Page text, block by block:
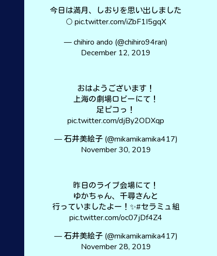
今日は満月、しおりを思い出しました
🌕 pic.twitter.com/iZbF1I5gqX
— chihiro ando (@chihiro94ran)
December 12, 2019
おはようございます！
上海の劇場ロビーにて！
足ピコっ！
pic.twitter.com/djBy2ODXqp
— 石井美絵子 (@mikamikamika417)
November 30, 2019
昨日のライブ会場にて！
ゆかちゃん、千尋さんと
行っていましたよー！✨#セラミュ組
pic.twitter.com/oc07jDf4Z4
— 石井美絵子 (@mikamikamika417)
November 28, 2019